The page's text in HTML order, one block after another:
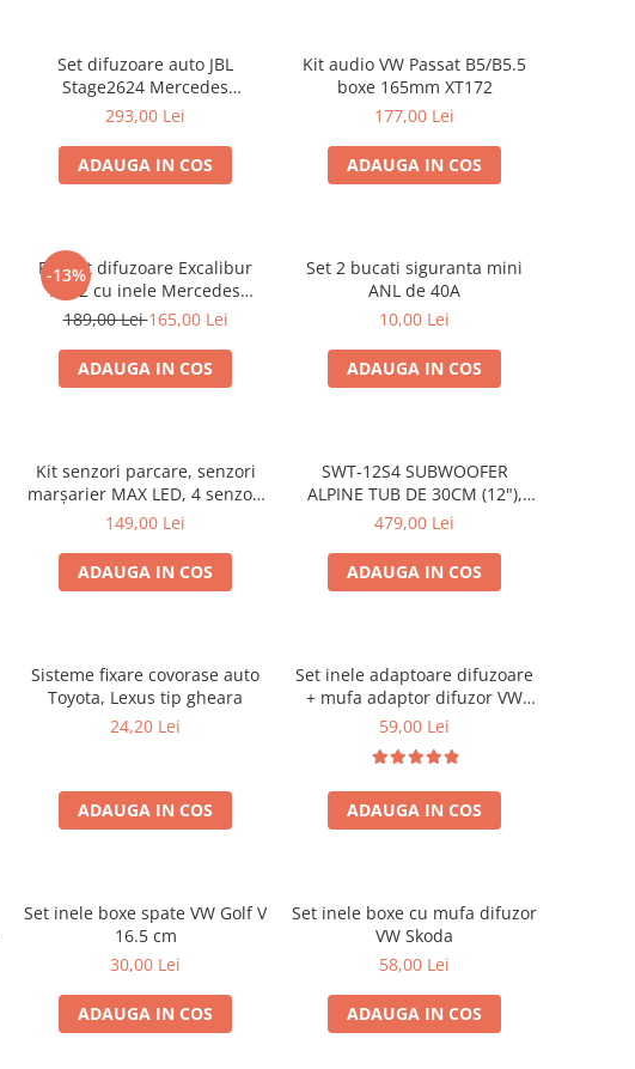
Set difuzoare auto JBL
Stage2624 Mercedes
Vito/Viano, VW Crafter
293,00 Lei
ADAUGA IN COS
Kit audio VW Passat B5/B5.5
boxe 165mm XT172
177,00 Lei
ADAUGA IN COS
-13%
Pachet difuzoare Excalibur
X172 cu inele Mercedes
Vito/Viano W639, VW Crafter
189,00 Lei165,00 Lei
ADAUGA IN COS
Set 2 bucati siguranta mini
ANL de 40A
10,00 Lei
ADAUGA IN COS
Kit senzori parcare, senzori
marșarier MAX LED, 4 senzori
negri -02287
149,00 Lei
ADAUGA IN COS
SWT-12S4 SUBWOOFER
ALPINE TUB DE 30CM (12"),
1000W
479,00 Lei
ADAUGA IN COS
Sisteme fixare covorase auto
Toyota, Lexus tip gheara
24,20 Lei
ADAUGA IN COS
Set inele adaptoare difuzoare
+ mufa adaptor difuzor VW
Golf IV
59,00 Lei
ADAUGA IN COS
Set inele boxe spate VW Golf V
16.5 cm
30,00 Lei
ADAUGA IN COS
Set inele boxe cu mufa difuzor
VW Skoda
58,00 Lei
ADAUGA IN COS